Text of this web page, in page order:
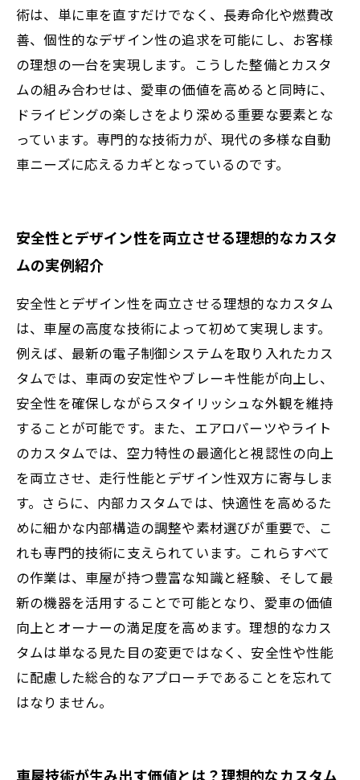
術は、単に車を直すだけでなく、長寿命化や燃費改
善、個性的なデザイン性の追求を可能にし、お客様
の理想の一台を実現します。こうした整備とカスタ
ムの組み合わせは、愛車の価値を高めると同時に、
ドライビングの楽しさをより深める重要な要素とな
っています。専門的な技術力が、現代の多様な自動
車ニーズに応えるカギとなっているのです。
安全性とデザイン性を両立させる理想的なカスタ
ムの実例紹介
安全性とデザイン性を両立させる理想的なカスタム
は、車屋の高度な技術によって初めて実現します。
例えば、最新の電子制御システムを取り入れたカス
タムでは、車両の安定性やブレーキ性能が向上し、
安全性を確保しながらスタイリッシュな外観を維持
することが可能です。また、エアロパーツやライト
のカスタムでは、空力特性の最適化と視認性の向上
を両立させ、走行性能とデザイン性双方に寄与しま
す。さらに、内部カスタムでは、快適性を高めるた
めに細かな内部構造の調整や素材選びが重要で、こ
れも専門的技術に支えられています。これらすべて
の作業は、車屋が持つ豊富な知識と経験、そして最
新の機器を活用することで可能となり、愛車の価値
向上とオーナーの満足度を高めます。理想的なカス
タムは単なる見た目の変更ではなく、安全性や性能
に配慮した総合的なアプローチであることを忘れて
はなりません。
車屋技術が生み出す価値とは？理想的なカスタム